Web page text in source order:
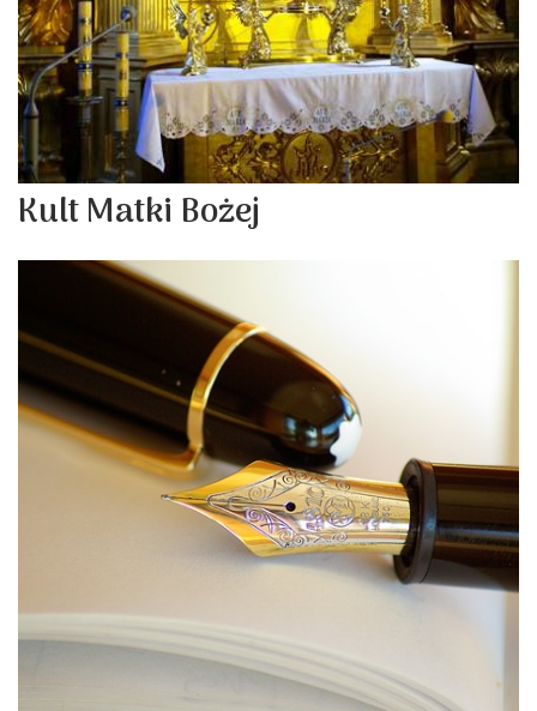
Kult Matki Bożej